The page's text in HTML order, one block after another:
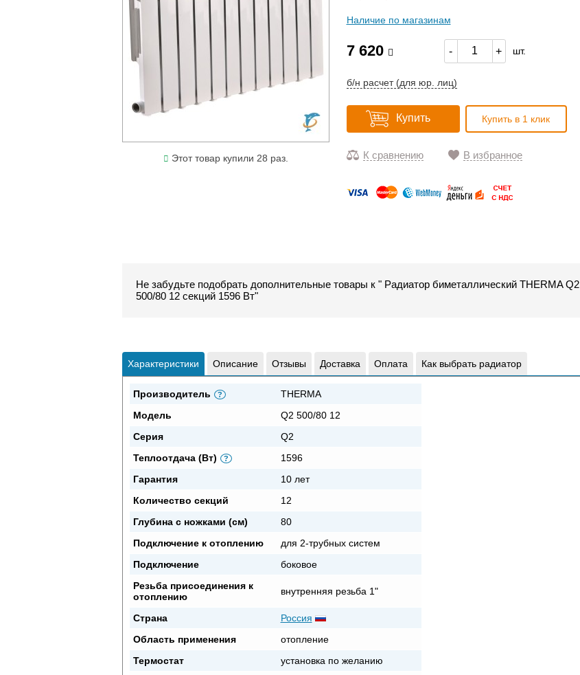
Этот товар купили 28 раз.
Наличие по магазинам
7 620 - + шт.
б/н расчет (для юр. лиц)
Купить Купить в 1 клик
К сравнению В избранное
Не забудьте подобрать дополнительные товары к " Радиатор биметаллический THERMA Q2
500/80 12 секций 1596 Вт"
Характеристики Описание Отзывы Доставка Оплата Как выбрать радиатор
Производитель ?
THERMA
Модель
Q2 500/80 12
Серия
Q2
Теплоотдача (Вт)
?
1596
Гарантия
10 лет
Количество секций
12
Глубина с ножками (см)
80
Подключение к отоплению
для 2-трубных систем
Подключение
боковое
Резьба присоединения к
отоплению
внутренняя резьба 1"
Страна
Россия
Область применения
отопление
Термостат
установка по желанию